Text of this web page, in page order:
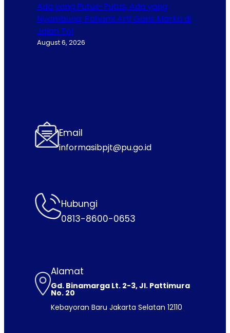
Ada yang Putus-Putus, Ada yang
Nyambung: Pahami Arti Garis Marka di
Jalan Tol
August 6, 2026
Email
informasibpjt@pu.go.id
Hubungi
0813-8600-0653
Alamat
Gd. Binamarga Lt. 2-3, Jl. Pattimura
No. 20
Kebayoran Baru Jakarta Selatan 12110